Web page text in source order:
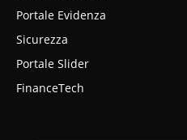
Portale Evidenza
Sicurezza
Portale Slider
FinanceTech